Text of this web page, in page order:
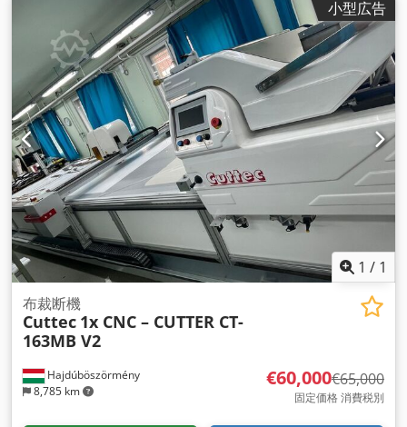
小型広告
1 / 1
Hajdúböszörmény
8,785 km
布裁断機
Cuttec 1x CNC – CUTTER CT-
163MB V2
€60,000€65,000
固定価格 消費税別